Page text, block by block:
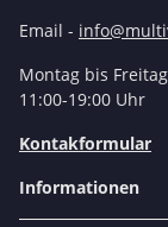
Email -
Montag bis Freitag
11:00-19:00 Uhr
Kontakformular
Informationen